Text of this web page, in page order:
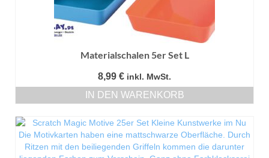
Materialschalen 5er Set L
8,99 € inkl. MwSt.
IN DEN WARENKORB